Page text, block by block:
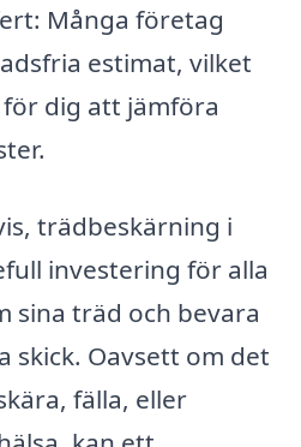
Många företag
estimat, vilket
dig att jämföra
trädbeskärning i
investering för alla
sina träd och bevara
skick. Oavsett om det
fälla, eller